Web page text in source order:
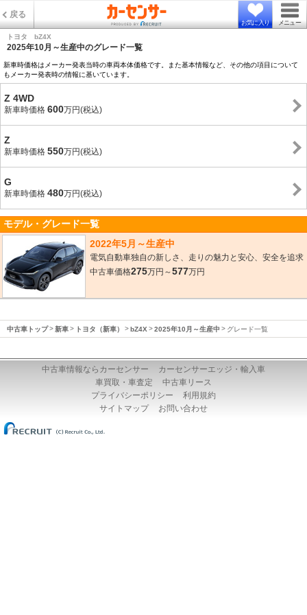
戻る
お気に入り メニュー
トヨタ bZ4X
2025年10月～生産中のグレード一覧
新車時価格はメーカー発表当時の車両本体価格です。また基本情報など、その他の項目について
もメーカー発表時の情報に基いています。
Z 4WD
新車時価格 600万円(税込)
Z
新車時価格 550万円(税込)
G
新車時価格 480万円(税込)
モデル・グレード一覧
2022年5月～生産中
電気自動車独自の新しさ、走りの魅力と安心、安全を追求
中古車価格275万円～577万円
中古車トップ 新車 トヨタ（新車） bZ4X 2025年10月～生産中 グレード一覧
中古車情報ならカーセンサー
カーセンサーエッジ・輸入車
車買取・車査定
中古車リース
プライバシーポリシー
利用規約
サイトマップ
お問い合わせ